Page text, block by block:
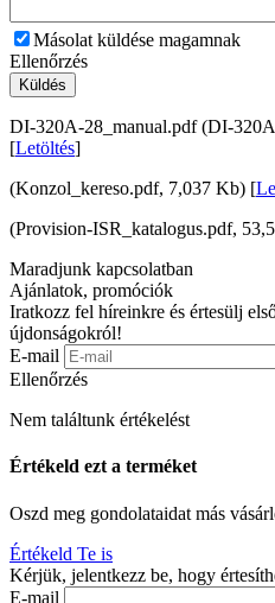
Másolat küldése magamnak
Ellenőrzés
Küldés
DI-320A-28_manual.pdf (DI-
[Letöltés]
(Konzol_kereso.pdf, 7,037 Kb) [
(Provision-ISR_katalogus.pdf,
Maradjunk kapcsolatban
Ajánlatok, promóciók
Iratkozz fel híreinkre és értesülj
újdonságokról!
E-mail
Ellenőrzés
Nem találtunk értékelést
Értékeld ezt a terméket
Oszd meg gondolataidat más
Értékeld Te is
Kérjük, jelentkezz be, hogy
E-mail